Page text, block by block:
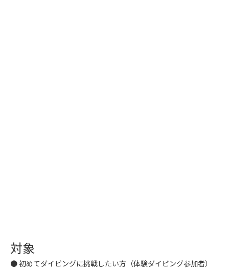
対象
● 初めてダイビングに挑戦したい方（体験ダイビング参加者）